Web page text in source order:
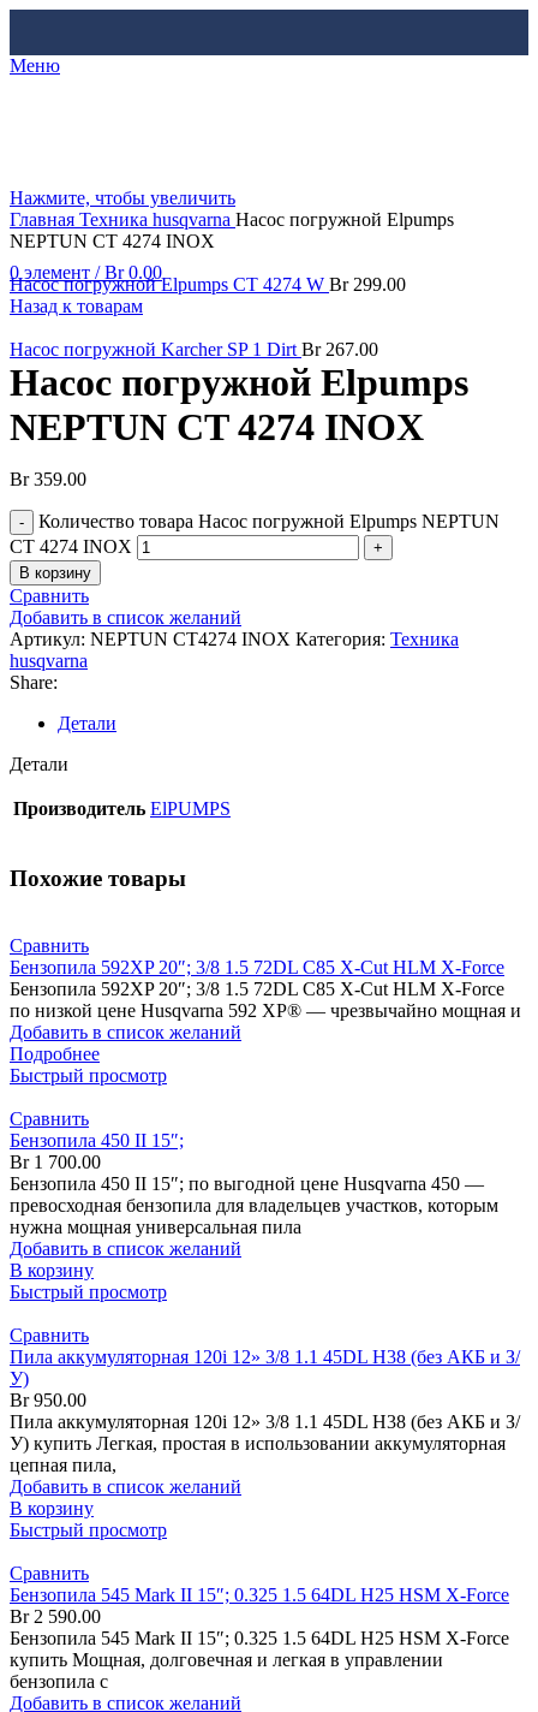
Меню
0 элемент / Br0.00
Нажмите, чтобы увеличить
Главная Техника husqvarna Насос погружной Elpumps
NEPTUN CT 4274 INOX
Насос погружной Elpumps CT 4274 W Br299.00
Назад к товарам
Насос погружной Karcher SP 1 Dirt Br267.00
Насос погружной Elpumps
NEPTUN CT 4274 INOX
Br359.00
Количество товара Насос погружной Elpumps NEPTUN
CT 4274 INOX
В корзину
Сравнить
Добавить в список желаний
Артикул: NEPTUN CT4274 INOX Категория: Техника
husqvarna
Share:
Детали
Детали
Производитель ElPUMPS
Похожие товары
Сравнить
Бензопила 592XP 20″; 3/8 1.5 72DL C85 X-Cut HLM X-Force
Бензопила 592XP 20″; 3/8 1.5 72DL C85 X-Cut HLM X-Force
по низкой цене Husqvarna 592 XP® — чрезвычайно мощная и
Добавить в список желаний
Подробнее
Быстрый просмотр
Сравнить
Бензопила 450 II 15″;
Br1 700.00
Бензопила 450 II 15″; по выгодной цене Husqvarna 450 —
превосходная бензопила для владельцев участков, которым
нужна мощная универсальная пила
Добавить в список желаний
В корзину
Быстрый просмотр
Сравнить
Пила аккумуляторная 120i 12» 3/8 1.1 45DL H38 (без АКБ и З/
У)
Br950.00
Пила аккумуляторная 120i 12» 3/8 1.1 45DL H38 (без АКБ и З/
У) купить Легкая, простая в использовании аккумуляторная
цепная пила,
Добавить в список желаний
В корзину
Быстрый просмотр
Сравнить
Бензопила 545 Mark II 15″; 0.325 1.5 64DL H25 HSM X-Force
Br2 590.00
Бензопила 545 Mark II 15″; 0.325 1.5 64DL H25 HSM X-Force
купить Мощная, долговечная и легкая в управлении
бензопила с
Добавить в список желаний